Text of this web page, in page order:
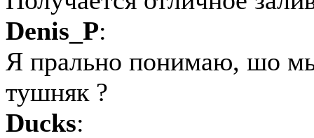
Denis_P:
Я прально понимаю, шо
тушняк ?
Ducks: